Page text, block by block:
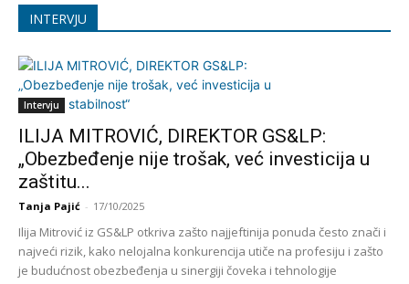
INTERVJU
Intervju
ILIJA MITROVIĆ, DIREKTOR GS&LP:
„Obezbeđenje nije trošak, već investicija u
zaštitu...
Tanja Pajić - 17/10/2025
Ilija Mitrović iz GS&LP otkriva zašto najjeftinija ponuda često znači i
najveći rizik, kako nelojalna konkurencija utiče na profesiju i zašto
je budućnost obezbeđenja u sinergiji čoveka i tehnologije